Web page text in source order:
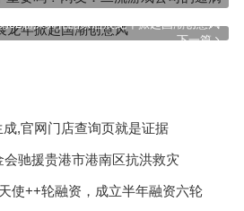
下一篇
32届深圳礼品家居展龙年掀起国潮创意风
,官网门店查询页就是证据
驰援贵港市港南区抗洪救灾
使++轮融资，成立半年融资六轮